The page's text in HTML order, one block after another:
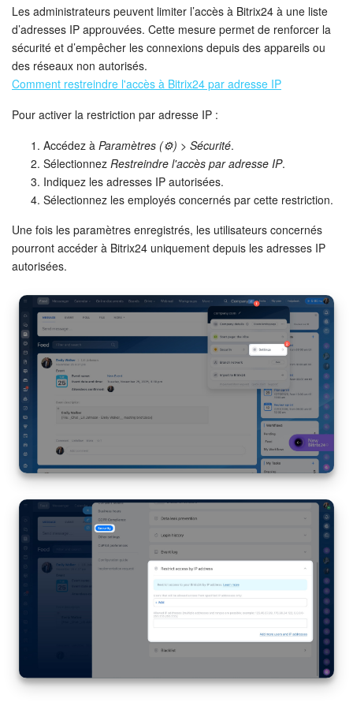
Les administrateurs peuvent limiter l’accès à Bitrix24 à une liste
d’adresses IP approuvées. Cette mesure permet de renforcer la
sécurité et d’empêcher les connexions depuis des appareils ou
des réseaux non autorisés.
Comment restreindre l'accès à Bitrix24 par adresse IP
Pour activer la restriction par adresse IP :
Accédez à Paramètres (⚙️) > Sécurité.
Sélectionnez Restreindre l'accès par adresse IP.
Indiquez les adresses IP autorisées.
Sélectionnez les employés concernés par cette restriction.
Une fois les paramètres enregistrés, les utilisateurs concernés
pourront accéder à Bitrix24 uniquement depuis les adresses IP
autorisées.